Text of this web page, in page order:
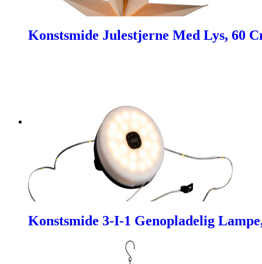
Konstsmide Julestjerne Med Lys, 60
Konstsmide 3-I-1 Genopladelig